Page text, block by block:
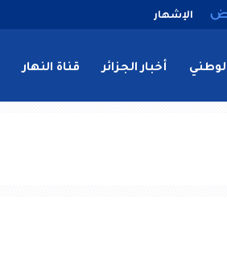
الإشهار
أخبار الجزائر قناة النهار